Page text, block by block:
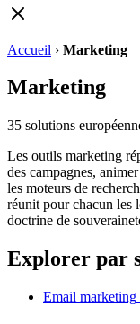
Accueil › Marketing
Marketing
35 solutions
Les outils marketing
des campagnes,
les moteurs de
réunit pour chacun les
doctrine de
Explorer par
Email marketing